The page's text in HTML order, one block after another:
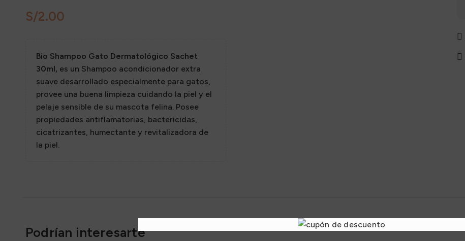
S/
Bio Shampoo Gato Dermatológico Sachet
30ml, es un Shampoo acondicionador extra
suave desarrollado especialmente para gatos,
provee una buena limpieza cuidando la piel y el
pelaje sensible de su mascota felina. Posee
propiedades antiflamatorias, bactericidas,
cicatrizantes, humectante y revitalizadora de
la piel.
Podrían interesarte